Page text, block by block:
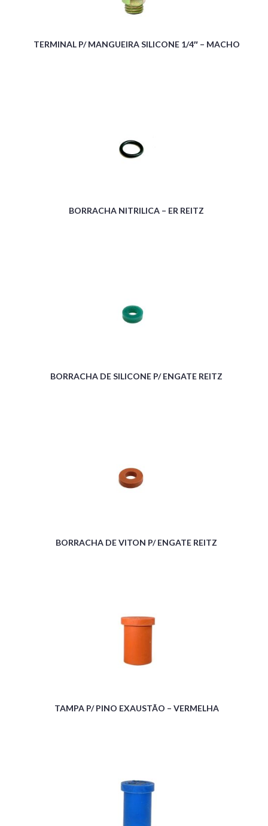
TERMINAL P/ MANGUEIRA SILICONE 1/4″ – MACHO
BORRACHA NITRILICA – ER REITZ
BORRACHA DE SILICONE P/ ENGATE REITZ
BORRACHA DE VITON P/ ENGATE REITZ
TAMPA P/ PINO EXAUSTÃO – VERMELHA